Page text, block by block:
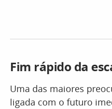
Fim rápido da
Uma das maiores
ligada com o futuro